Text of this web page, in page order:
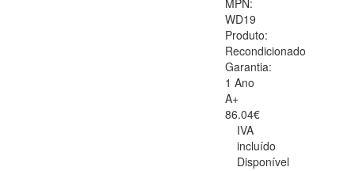
MPN:
WD19
Produto:
Recondicionado
Garantia:
1 Ano
A+
86.04€
IVA
incluído
Disponível